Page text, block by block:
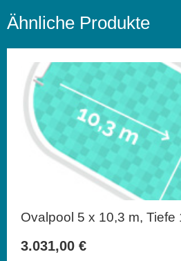
Ähnliche Produkte
Ovalpool 5 x 10,3 m, Tiefe
3.031,00 €